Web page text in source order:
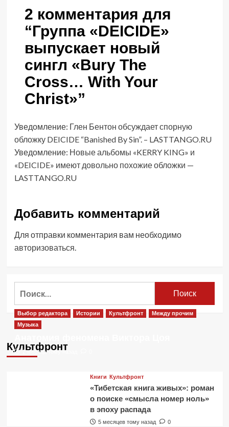
2 комментария для
“Группа «DEICIDE»
выпускает новый
сингл «Bury The
Cross… With Your
Christ»”
Уведомление: Глен Бентон обсуждает спорную
обложку DEICIDE “Banished By Sin”. – LASTTANGO.RU
Уведомление: Новые альбомы «KERRY KING» и
«DEICIDE» имеют довольно похожие обложки —
LASTTANGO.RU
Добавить комментарий
Для отправки комментария вам необходимо
авторизоваться
Культфронт
Выбор редактора Истории Культфронт
Между прочим
Музыка
2 месяца тому назад
Книги Культфронт
«Тибетская книга живых»: роман
о поиске «смысла номер ноль»
в эпоху распада
5 месяцев тому назад 0